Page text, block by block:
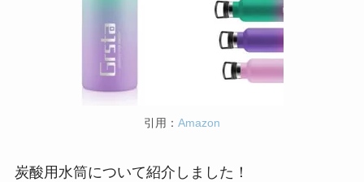
引用： Amazon
炭酸用水筒について紹介しました！